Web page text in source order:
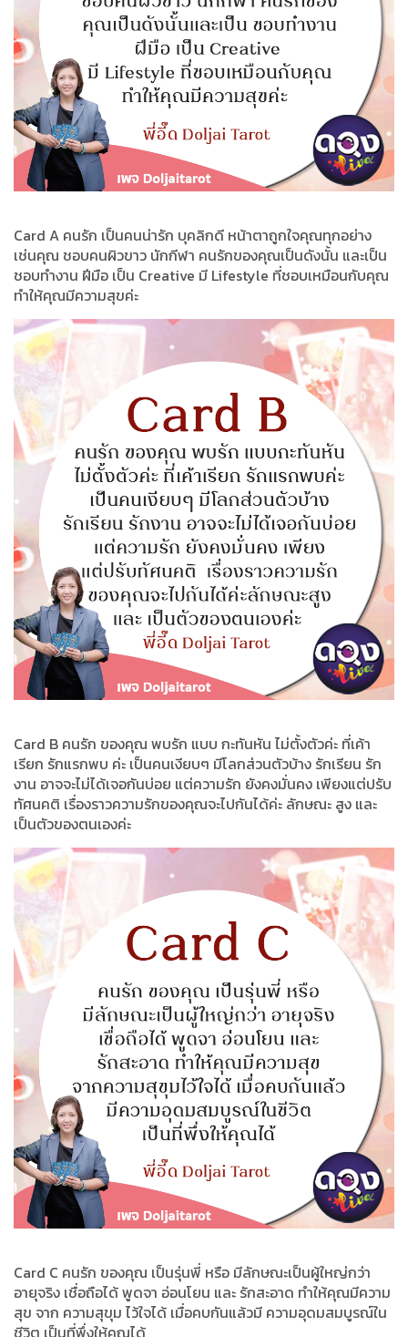
Card A คนรัก เป็นคนน่ารัก บุคลิกดี หน้าตาถูกใจคุณทุกอย่าง
เช่นคุณ ชอบคนผิวขาว นักกีฬา คนรักของคุณเป็นดังนั้น และเป็น
ชอบทำงาน ฝีมือ เป็น Creative มี Lifestyle ที่ชอบเหมือนกับคุณ
ทำให้คุณมีความสุขค่ะ
Card B คนรัก ของคุณ พบรัก แบบ กะทันหัน ไม่ตั้งตัวค่ะ ที่เค้า
เรียก รักแรกพบ ค่ะ เป็นคนเงียบๆ มีโลกส่วนตัวบ้าง รักเรียน รัก
งาน อาจจะไม่ได้เจอกันบ่อย แต่ความรัก ยังคงมั่นคง เพียงแต่ปรับ
ทัศนคติ เรื่องราวความรักของคุณจะไปกันได้ค่ะ ลักษณะ สูง และ
เป็นตัวของตนเองค่ะ
Card C คนรัก ของคุณ เป็นรุ่นพี่ หรือ มีลักษณะเป็นผู้ใหญ่กว่า
อายุจริง เชื่อถือได้ พูดจา อ่อนโยน และ รักสะอาด ทำให้คุณมีความ
สุข จาก ความสุขุม ไว้ใจได้ เมื่อคบกันแล้วมี ความอุดมสมบูรณ์ใน
ชีวิต เป็นที่พึ่งให้คุณได้